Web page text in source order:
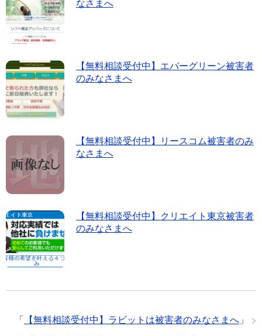
なさまへ
【無料相談受付中】エバーグリーン被害者
のみなさまへ
【無料相談受付中】リースコム被害者のみ
なさまへ
【無料相談受付中】クリエイト東京被害者
のみなさまへ
「 【無料相談受付中】ラビットは被害者のみなさまへ 」